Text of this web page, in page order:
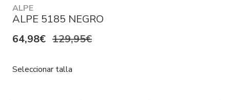
ALPE
ALPE 5185 NEGRO
64,98€ 129,95€
Seleccionar talla